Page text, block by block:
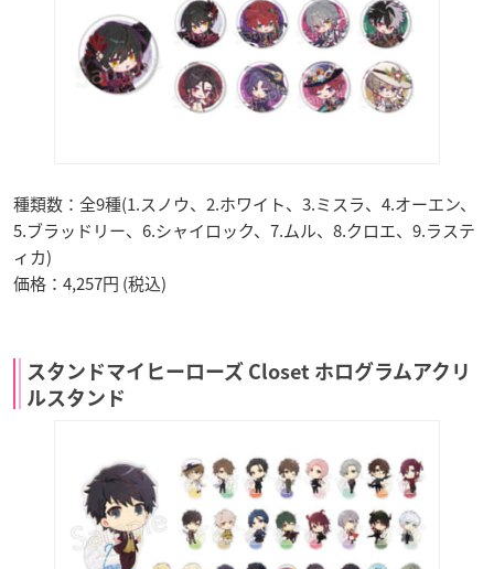
種類数：全9種(1.スノウ、2.ホワイト、3.ミスラ、4.オーエン、
5.ブラッドリー、6.シャイロック、7.ムル、8.クロエ、9.ラステ
ィカ)
価格：4,257円 (税込)
スタンドマイヒーローズ Closet ホログラムアクリ
ルスタンド